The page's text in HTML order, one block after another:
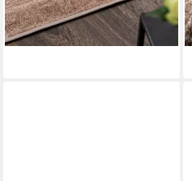
-47%
lieferbar - in 6-7 Werktagen bei dir